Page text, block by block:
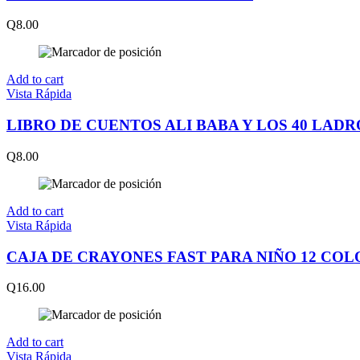
Q8.00
Add to cart
Vista Rápida
LIBRO DE CUENTOS ALI BABA Y LOS 40
Q8.00
Add to cart
Vista Rápida
CAJA DE CRAYONES FAST PARA NIÑO 12
Q16.00
Add to cart
Vista Rápida